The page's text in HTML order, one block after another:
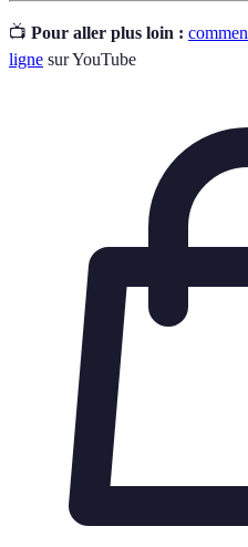
📺 Pour aller plus loin :
ligne sur YouTube